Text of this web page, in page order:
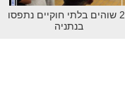
25 שוהים בלתי חוקיים נתפסו
בנתניה